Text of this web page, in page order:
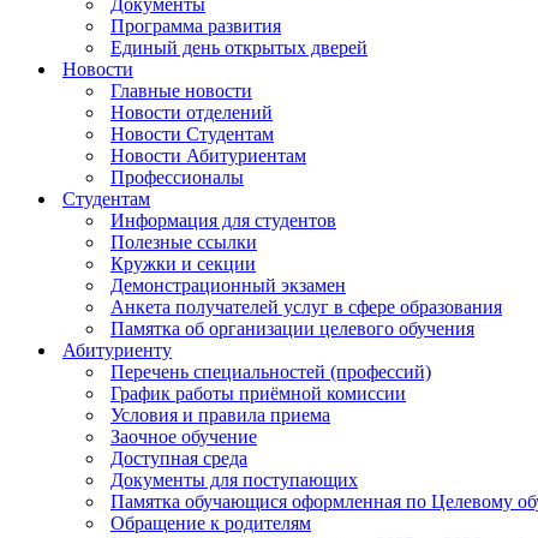
Документы
Программа развития
Единый день открытых дверей
Новости
Главные новости
Новости отделений
Новости Студентам
Новости Абитуриентам
Профессионалы
Студентам
Информация для студентов
Полезные ссылки
Кружки и секции
Демонстрационный экзамен
Анкета получателей услуг в сфере образования
Памятка об организации целевого обучения
Абитуриенту
Перечень специальностей (профессий)
График работы приёмной комиссии
Условия и правила приема
Заочное обучение
Доступная среда
Документы для поступающих
Памятка обучающися оформленная по Целевому
Обращение к родителям